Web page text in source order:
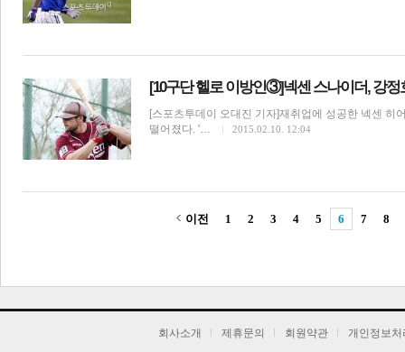
[10구단 헬로 이방인③]넥센 스나이더, 강정
[스포츠투데이 오대진 기자]재취업에 성공한 넥센 히
떨어졌다. '…
2015.02.10. 12:04
이전 1 2 3 4 5 6 7 8
회사소개 제휴문의 회원약관 개인정보처